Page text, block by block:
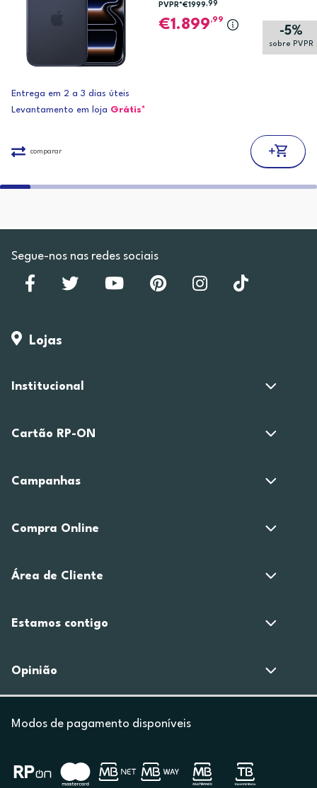
-5%
sobre PVPR
PVPR*€1999,99
1.899,99
Entrega em 2 a 3 dias úteis
Levantamento em loja Grátis*
comparar
Segue-nos nas redes sociais
Lojas
Institucional
Cartão RP-ON
Campanhas
Compra Online
Área de Cliente
Estamos contigo
Opinião
Modos de pagamento disponíveis